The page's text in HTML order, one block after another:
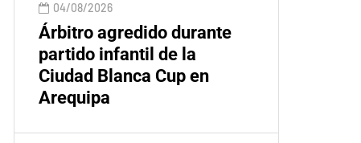
04/08/2026
Árbitro agredido durante
partido infantil de la
Ciudad Blanca Cup en
Arequipa